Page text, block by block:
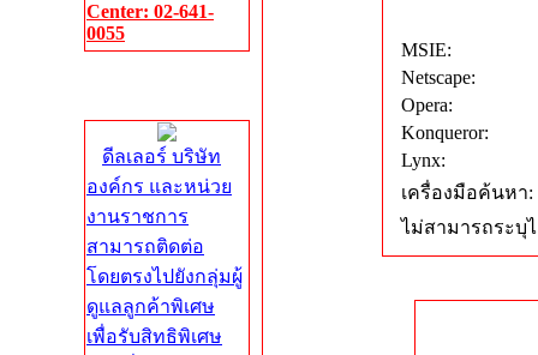
Center: 02-641-
0055
ดีลเลอร์ บริษัท
องค์กร และหน่วย
งานราชการ
สามารถติดต่อ
โดยตรงไปยังกลุ่มผู้
ดูแลลูกค้าพิเศษ
เพื่อรับสิทธิพิเศษ
MSIE:
Netscape:
Opera:
Konqueror:
Lynx:
เครื่องมือค้นหา:
ไม่สามารถระบุ